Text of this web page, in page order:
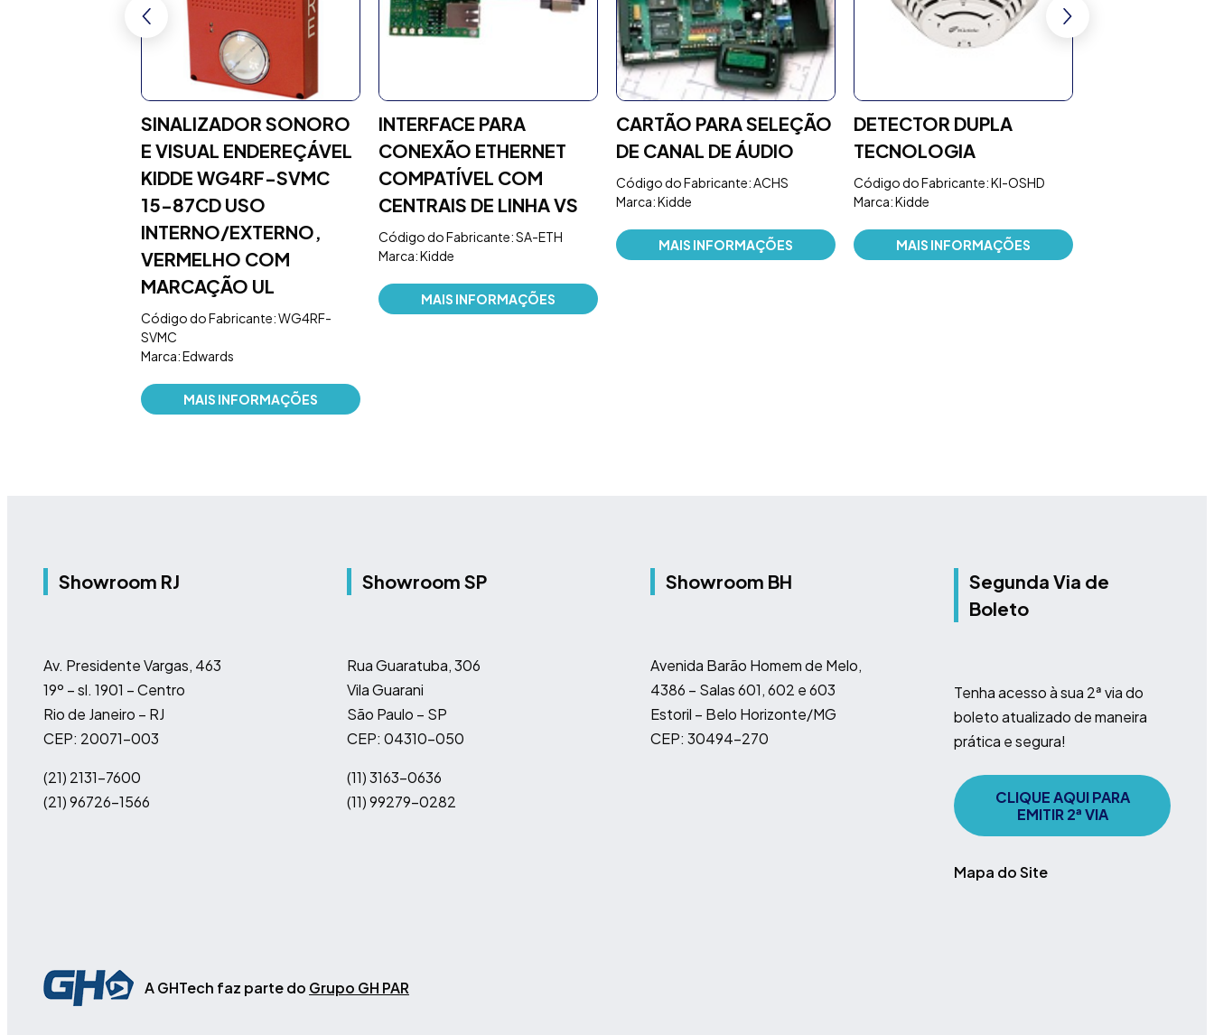
SINALIZADOR SONORO
E VISUAL ENDEREÇÁVEL
KIDDE WG4RF-SVMC
15-87CD USO
INTERNO/EXTERNO,
VERMELHO COM
MARCAÇÃO UL
Código do Fabricante: WG4RF-
SVMC
Marca: Edwards
MAIS INFORMAÇÕES
INTERFACE PARA
CONEXÃO ETHERNET
COMPATÍVEL COM
CENTRAIS DE LINHA VS
Código do Fabricante: SA-ETH
Marca: Kidde
MAIS INFORMAÇÕES
CARTÃO PARA SELEÇÃO
DE CANAL DE ÁUDIO
Código do Fabricante: ACHS
Marca: Kidde
MAIS INFORMAÇÕES
DETECTOR DUPLA
TECNOLOGIA
Código do Fabricante: KI-OSHD
Marca: Kidde
MAIS INFORMAÇÕES
Showroom RJ
Av. Presidente Vargas, 463
19º – sl. 1901 – Centro
Rio de Janeiro – RJ
CEP: 20071-003
(21) 2131-7600
(21) 96726-1566
Showroom SP
Rua Guaratuba, 306
Vila Guarani
São Paulo – SP
CEP: 04310-050
(11)3163-0636
(11)99279-0282
Showroom BH
Avenida Barão Homem de Melo,
4386 – Salas 601, 602 e 603
Estoril – Belo Horizonte/MG
CEP: 30494-270
Segunda Via de
Boleto
Tenha acesso à sua 2ª via do
boleto atualizado de maneira
prática e segura!
CLIQUE AQUI PARA
EMITIR 2ª VIA
Mapa do Site
A GHTech faz parte do Grupo GH PAR